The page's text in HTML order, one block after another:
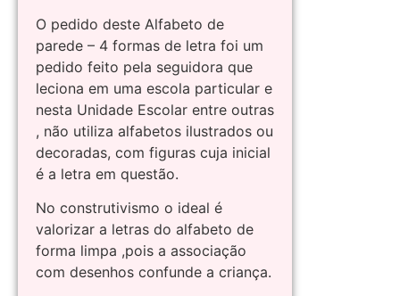
O pedido deste Alfabeto de
parede – 4 formas de letra foi um
pedido feito pela seguidora que
leciona em uma escola particular e
nesta Unidade Escolar entre outras
, não utiliza alfabetos ilustrados ou
decoradas, com figuras cuja inicial
é a letra em questão.
No construtivismo o ideal é
valorizar a letras do alfabeto de
forma limpa ,pois a associação
com desenhos confunde a criança.